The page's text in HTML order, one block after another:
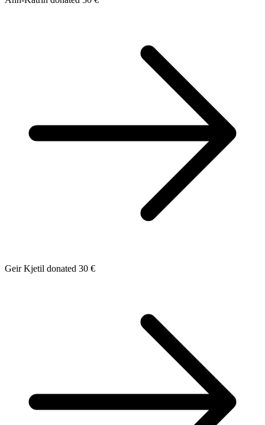
Geir Kjetil donated 30 €